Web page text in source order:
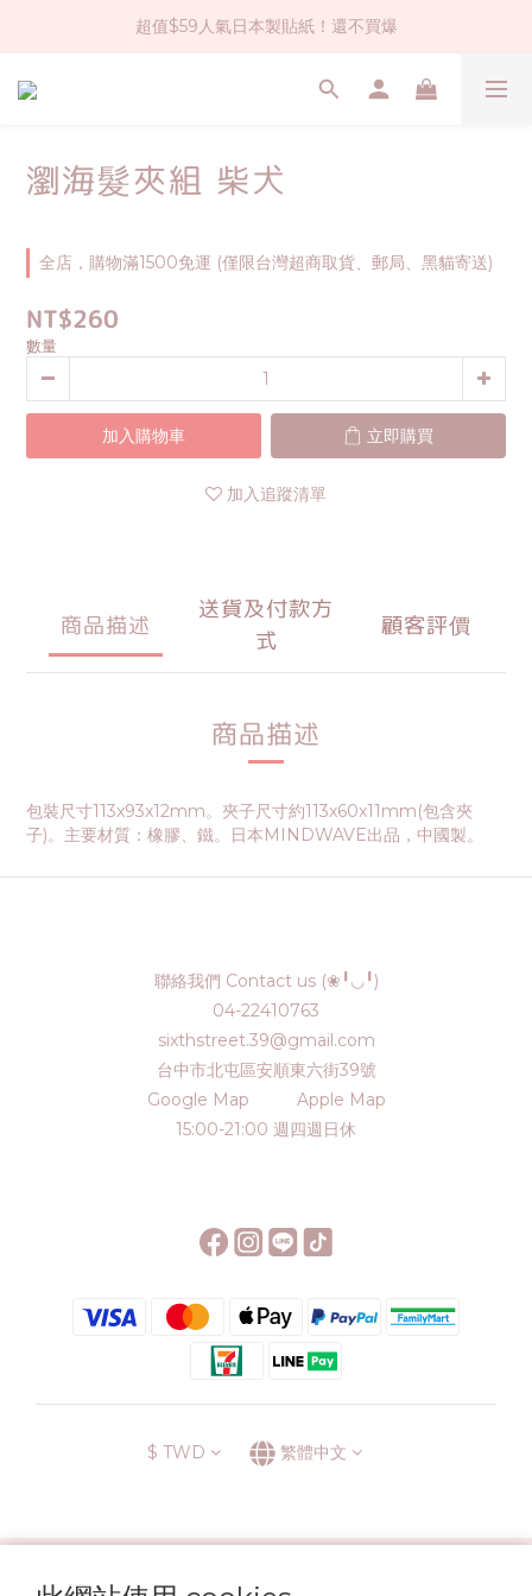
社群大人氣！各種有趣的打洞器
超值$59人氣日本製貼紙！還不買爆
全店$1500免運(台灣地區)
瀏海髮夾組 柴犬
全店，購物滿1500免運 (僅限台灣超商取貨、郵局、黑貓寄送)
NT$260
數量
加入購物車 立即購買
加入追蹤清單
商品描述
送貨及付款方
式
顧客評價
商品描述
包裝尺寸113x93x12mm。夾子尺寸約113x60x11mm(包含夾
子)。主要材質：橡膠、鐵。日本MINDWAVE出品，中國製。
聯絡我們 Contact us (❀╹◡╹)
04-22410763
sixthstreet.39@gmail.com
台中市北屯區安順東六街39號
Google Map
Apple Map
15:00-21:00 週四週日休
$ TWD 繁體中文